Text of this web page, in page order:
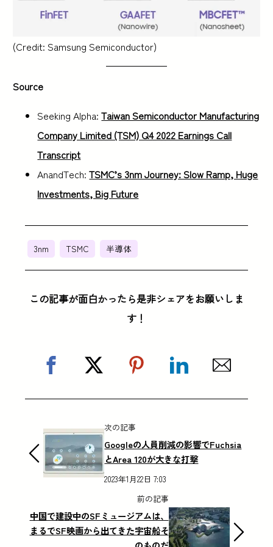
(Credit: Samsung Semiconductor)
Source
Seeking Alpha:Taiwan Semiconductor Manufacturing
Company Limited (TSM) Q4 2022 Earnings Call
Transcript
AnandTech:TSMC’s 3nm Journey: Slow Ramp, Huge
Investments, Big Future
3nm TSMC 半導体
この記事が面白かったら是非シェアをお願いしま
す！
次の記事
Googleの人員削減の影響でFuchsia
とArea 120が大きな打撃
2023年1月22日 7:03
前の記事
中国で建設中のSFミュージアムは、
まるでSF映画から出てきた宇宙船そ